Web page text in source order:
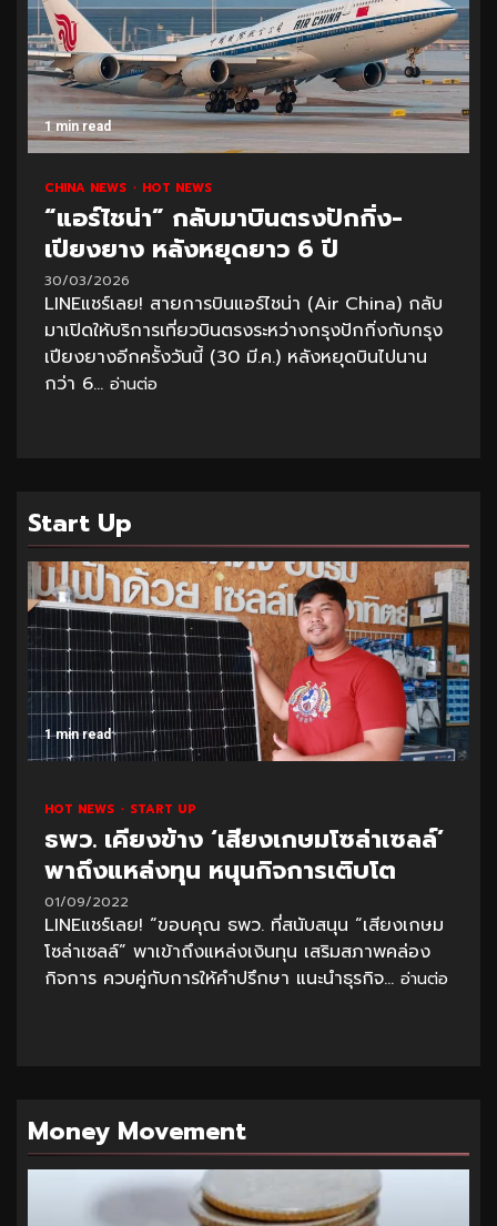
1 min read
CHINA NEWS HOT NEWS
“แอร์ไชน่า” กลับมาบินตรงปักกิ่ง-
เปียงยาง หลังหยุดยาว 6 ปี
30/03/2026
LINEแชร์เลย! สายการบินแอร์ไชน่า (Air China) กลับ
มาเปิดให้บริการเที่ยวบินตรงระหว่างกรุงปักกิ่งกับกรุง
เปียงยางอีกครั้งวันนี้ (30 มี.ค.) หลังหยุดบินไปนาน
กว่า 6... อ่านต่อ
Start Up
1 min read
HOT NEWS START UP
ธพว. เคียงข้าง ‘เสียงเกษมโซล่าเซลล์’
พาถึงแหล่งทุน หนุนกิจการเติบโต
01/09/2022
LINEแชร์เลย! “ขอบคุณ ธพว. ที่สนับสนุน “เสียงเกษม
โซล่าเซลล์” พาเข้าถึงแหล่งเงินทุน เสริมสภาพคล่อง
กิจการ ควบคู่กับการให้คำปรึกษา แนะนำธุรกิจ... อ่านต่อ
Money Movement